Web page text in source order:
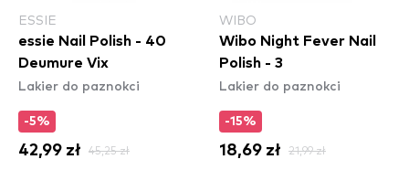
ESSIE
essie Nail Polish - 40
Deumure Vix
Lakier do paznokci
-5%
42,99 zł 45,25 zł
WIBO
Wibo Night Fever Nail
Polish - 3
Lakier do paznokci
-15%
18,69 zł 21,99 zł